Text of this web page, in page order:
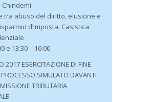
tra abuso del diritto, elusione e
d’imposta. Casistica
e 13:30 – 16:00
2017 ESERCITAZIONE DI FINE
SIMULATO DAVANTI
TRIBUTARIA